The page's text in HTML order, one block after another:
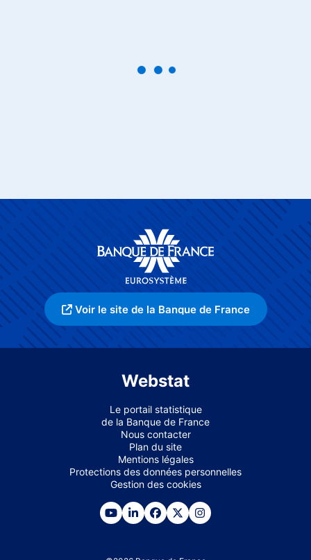
Voir le site de la Banque de France
Webstat
Le portail statistique
de la Banque de France
Nous contacter
Plan du site
Mentions légales
Protections des données personnelles
Gestion des cookies